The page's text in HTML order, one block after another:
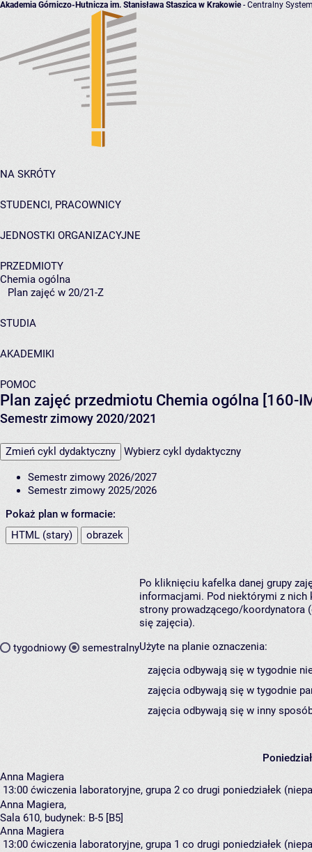
Akademia Górniczo-Hutnicza im. Stanisława Staszica w Krakowie- Centralny
NA SKRÓTY
STUDENCI, PRACOWNICY
JEDNOSTKI ORGANIZACYJNE
PRZEDMIOTY
Chemia ogólna
Plan zajęć w 20/21-Z
STUDIA
AKADEMIKI
POMOC
Plan zajęć przedmiotu Chemia ogólna [160-
Semestr zimowy 2020/2021
Zmień cykl dydaktyczny Wybierz cykl dydaktyczny
Semestr zimowy 2026/2027
Semestr zimowy 2025/2026
Pokaż plan w formacie:
HTML (stary)
obrazek
tygodniowy semestralny
Po kliknięciu kafelka danej grupy
informacjami. Pod niektórymi z nich
strony prowadzącego/koordynatora
się zajęcia).
Użyte na planie oznaczenia:
zajęcia odbywają się w tygodnie
zajęcia odbywają się w tygodnie
zajęcia odbywają się w inny
Anna Magiera
13:00 ćwiczenia laboratoryjne, grupa 2 co drugi poniedziałek
Anna Magiera,
Sala 610, budynek: B-5 [B5]
Anna Magiera
13:00 ćwiczenia laboratoryjne, grupa 1 co drugi poniedziałek